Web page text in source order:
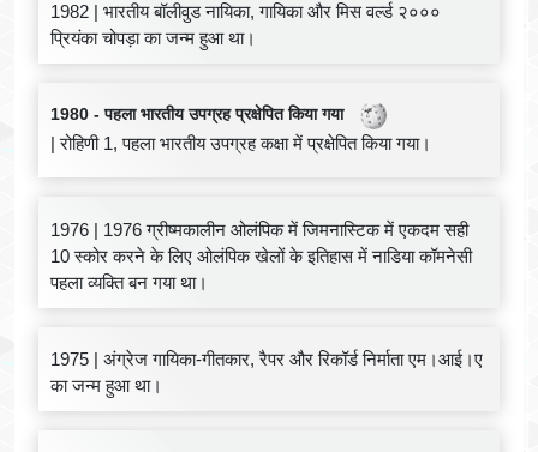
1982 | भारतीय बॉलीवुड नायिका, गायिका और मिस वर्ल्ड २०००
प्रियंका चोपड़ा का जन्म हुआ था।
1980 - पहला भारतीय उपग्रह प्रक्षेपित किया गया
| रोहिणी 1, पहला भारतीय उपग्रह कक्षा में प्रक्षेपित किया गया।
1976 | 1976 ग्रीष्मकालीन ओलंपिक में जिमनास्टिक में एकदम सही
10 स्कोर करने के लिए ओलंपिक खेलों के इतिहास में नाडिया कॉमनेसी
पहला व्यक्ति बन गया था।
1975 | अंग्रेज गायिका-गीतकार, रैपर और रिकॉर्ड निर्माता एम।आई।ए
का जन्म हुआ था।